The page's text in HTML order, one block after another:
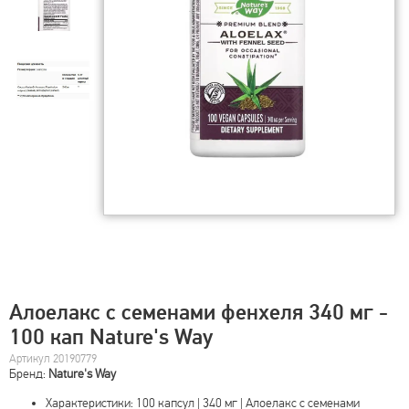
Алоелакс с семенами фенхеля 340 мг -
100 кап Nature's Way
Артикул 20190779
Бренд: Nature's Way
Характеристики: 100 капсул | 340 мг | Алоелакс с семенами